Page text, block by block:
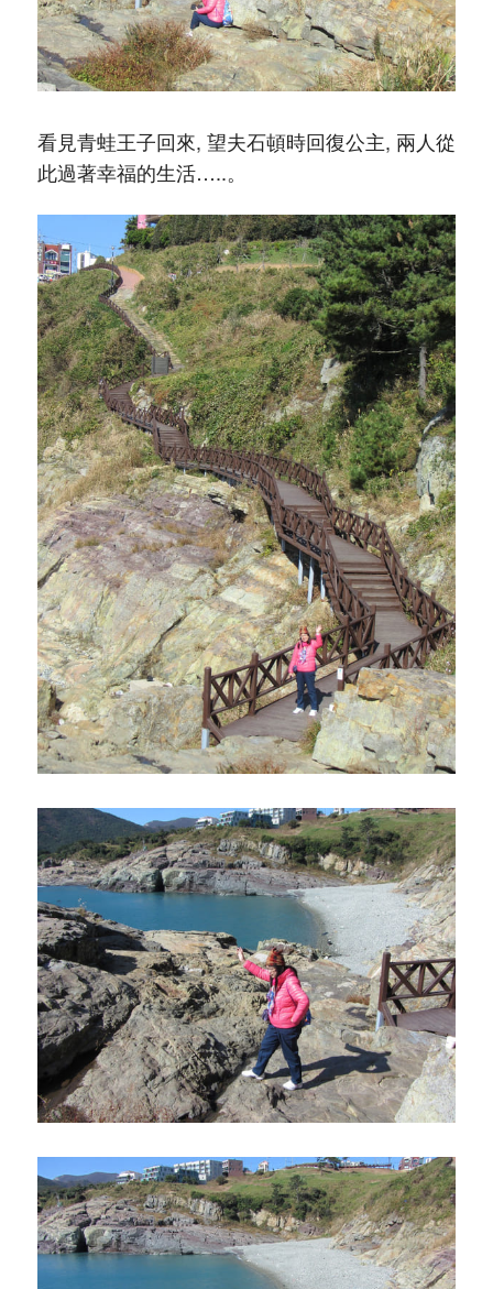
看見青蛙王子回來, 望夫石頓時回復公主, 兩人從
此過著幸福的生活…..。